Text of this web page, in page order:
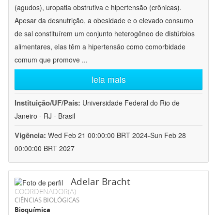
(agudos), uropatia obstrutiva e hipertensão (crônicas).
Apesar da desnutrição, a obesidade e o elevado consumo
de sal constituírem um conjunto heterogêneo de distúrbios
alimentares, elas têm a hipertensão como comorbidade
comum que promove ...
leia mais
Instituição/UF/País: Universidade Federal do Rio de
Janeiro - RJ - Brasil
Vigência: Wed Feb 21 00:00:00 BRT 2024-Sun Feb 28
00:00:00 BRT 2027
Adelar Bracht
COORDENADOR(A)
CIÊNCIAS BIOLÓGICAS
Bioquímica